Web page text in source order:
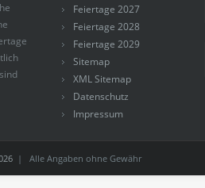
Feiertage 2027
Feiertage 2028
Feiertage 2029
Sitemap
XML Sitemap
Datenschutz
Impressum
| Alle Angaben ohne Gewähr